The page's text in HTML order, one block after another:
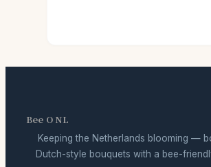
Bee O NL
Keeping the Netherlands blooming —
Dutch-style bouquets with a bee-